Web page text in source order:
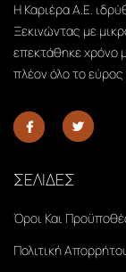
Η Καριέρα Α.Ε.
Ξεκινώντας με
επεκτάθηκε χρόνο
πλέον όλο το
ΣΕΛΙΔΕΣ
Όροι Και
Πολιτική